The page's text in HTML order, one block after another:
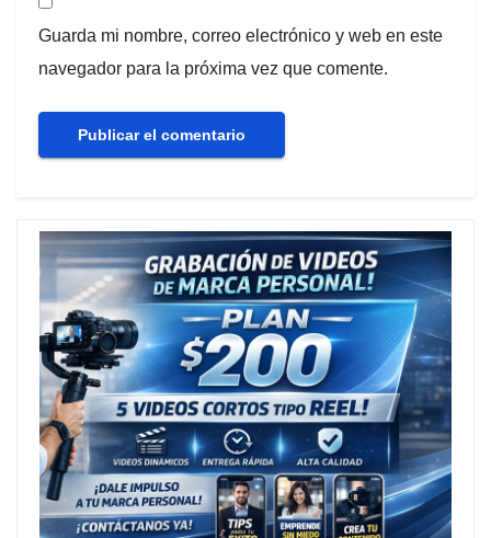
Guarda mi nombre, correo electrónico y web en este
navegador para la próxima vez que comente.